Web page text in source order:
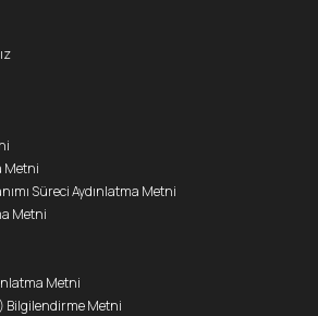
Metni
Süreci Aydınlatma Metni
Metni
Metni
Bilgilendirme Metni